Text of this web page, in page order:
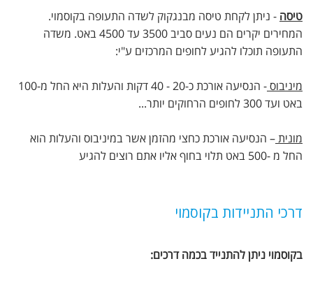
טיסה - ניתן לקחת טיסה מבנגקוק לשדה התעופה בקוסמוי.
המחירים יקרים הם נעים סביב 3500 עד 4500 באט. משדה
התעופה תוכלו להגיע לחופים המרכזים ע"י:
מיניבוס
- הנסיעה אורכת כ-20 - 40 דקות והעלות היא החל מ-100
באט ועד 300 לחופים הרחוקים יותר...
מונית– הנסיעה אורכת כחצי מהזמן אשר במיניבוס והעלות הוא
החל מ -500 באט תלוי בחוף אליו אתם רוצים להגיע
דרכי התניידות בקוסמוי
בקוסמוי ניתן להתנייד בכמה דרכים: